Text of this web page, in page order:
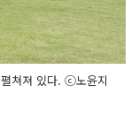
쳐져 있다. ⓒ노윤지